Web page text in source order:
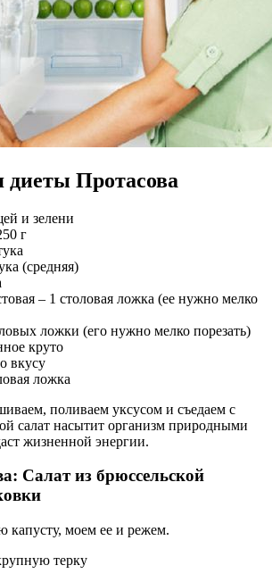
диеты Протасова
и зелени
г
(средняя)
– 1 столовая ложка (ее нужно мелко
ложки (его нужно мелко порезать)
круто
вкусу
ложка
поливаем уксусом и съедаем с
салат насытит организм природными
жизненной энергии.
Салат из брюссельской
капусту, моем ее и режем.
терку